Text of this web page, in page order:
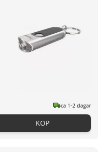
ca 1-2 dagar
KÖP